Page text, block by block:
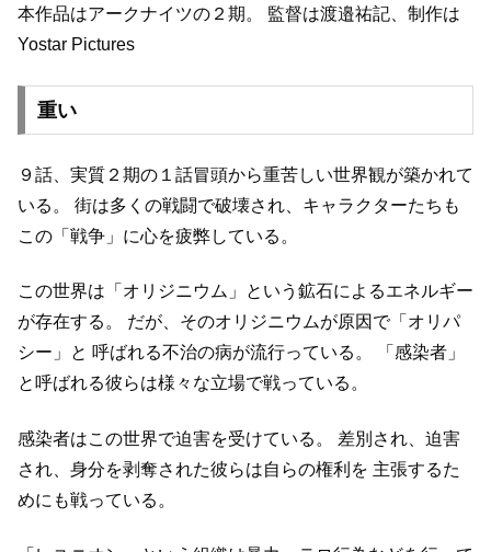
本作品はアークナイツの２期。
監督は渡邉祐記、制作は
Yostar Pictures
重い
９話、実質２期の１話冒頭から重苦しい世界観が築かれて
いる。
街は多くの戦闘で破壊され、キャラクターたちも
この「戦争」に心を疲弊している。
この世界は「オリジニウム」という鉱石によるエネルギー
が存在する。
だが、そのオリジニウムが原因で「オリパ
シー」と 呼ばれる不治の病が流行っている。
「感染者」
と呼ばれる彼らは様々な立場で戦っている。
感染者はこの世界で迫害を受けている。
差別され、迫害
され、身分を剥奪された彼らは自らの権利を 主張するた
めにも戦っている。